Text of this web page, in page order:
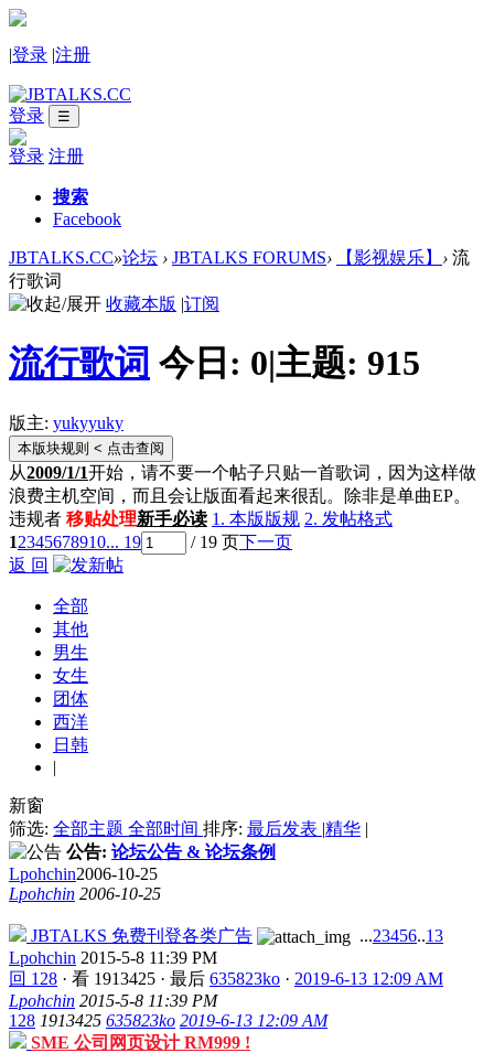
|登录 |注册
登录 ☰
登录 注册
搜索
Facebook
JBTALKS.CC»论坛 › JBTALKS FORUMS› 【影视娱乐】 › 流
行歌词
收藏本版 |订阅
流行歌词 今日: 0|主题: 915
版主: yukyyuky
本版块规则 < 点击查阅
从2009/1/1开始，请不要一个帖子只贴一首歌词，因为这样做
浪费主机空间，而且会让版面看起来很乱。除非是单曲EP。
违规者 移贴处理新手必读 1. 本版版规 2. 发帖格式
12345678910... 19 / 19 页下一页
返 回
全部
其他
男生
女生
团体
西洋
日韩
|
新窗
筛选: 全部主题 全部时间 排序: 最后发表 |精华 |
公告: 论坛公告 & 论坛条例
Lpohchin2006-10-25
Lpohchin 2006-10-25
JBTALKS 免费刊登各类广告 ...23456..13
Lpohchin 2015-5-8 11:39 PM
回 128 · 看 1913425 · 最后 635823ko · 2019-6-13 12:09 AM
Lpohchin 2015-5-8 11:39 PM
128 1913425 635823ko 2019-6-13 12:09 AM
SME 公司网页设计 RM999 !